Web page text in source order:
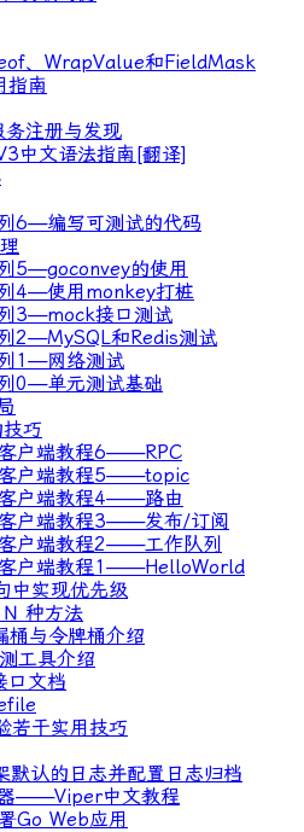
、WrapValue和FieldMask
指南
注册与发现
中文语法指南[翻译]
6—编写可测试的代码
5—goconvey的使用
4—使用monkey打桩
3—mock接口测试
2—MySQL和Redis测试
1—网络测试
0—单元测试基础
巧
户端教程6——RPC
户端教程5——topic
户端教程4——路由
户端教程3——发布/订阅
户端教程2——工作队列
户端教程1——HelloWorld
中实现优先级
种方法
与令牌桶介绍
工具介绍
口文档
若干实用技巧
默认的日志并配置日志归档
——Viper中文教程
Go Web应用